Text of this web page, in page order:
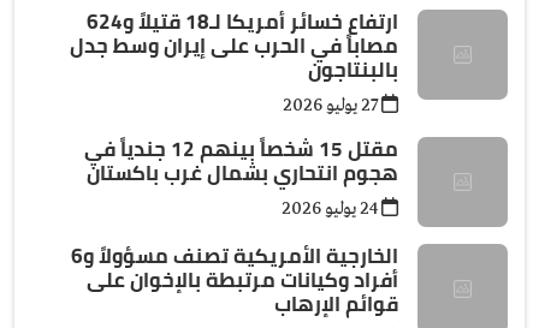
ارتفاع خسائر أمريكا لـ18 قتيلاً و624
مصاباً في الحرب على إيران وسط جدل
بالبنتاجون
27 يوليو 2026
مقتل 15 شخصاً بينهم 12 جندياً في
هجوم انتحاري بشمال غرب باكستان
الخارجية الأمريكية تصنف مسؤولاً و6
أفراد وكيانات مرتبطة بالإخوان على
قوائم الإرهاب